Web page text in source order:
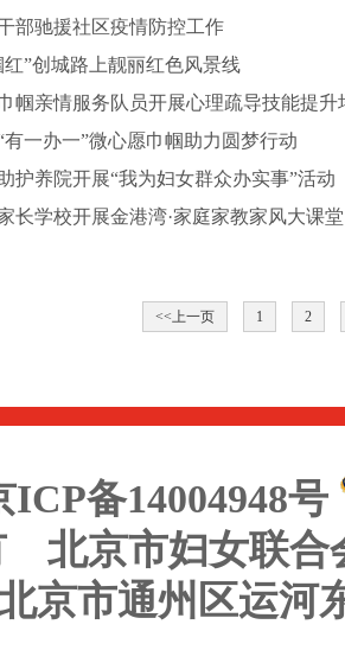
部驰援社区疫情防控工作
”创城路上靓丽红色风景线
帼亲情服务队员开展心理疏导技能提升
一办一”微心愿巾帼助力圆梦行动
护养院开展“我为妇女群众办实事”活动
长学校开展金港湾·家庭家教家风大课堂
<<上一页 1 2
ICP备14004948号
北京市妇女联合
京市通州区运河